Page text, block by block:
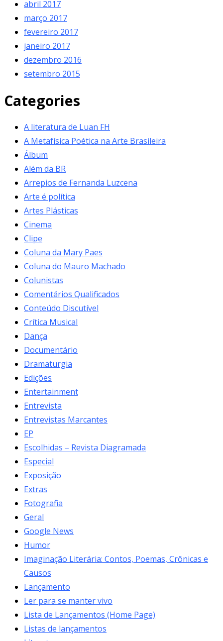
abril 2017
março 2017
fevereiro 2017
janeiro 2017
dezembro 2016
setembro 2015
Categories
A literatura de Luan FH
A Metafísica Poética na Arte Brasileira
Álbum
Além da BR
Arrepios de Fernanda Luzcena
Arte é política
Artes Plásticas
Cinema
Clipe
Coluna da Mary Paes
Coluna do Mauro Machado
Colunistas
Comentários Qualificados
Conteúdo Discutível
Crítica Musical
Dança
Documentário
Dramaturgia
Edições
Entertainment
Entrevista
Entrevistas Marcantes
EP
Escolhidas – Revista Diagramada
Especial
Exposição
Extras
Fotografia
Geral
Google News
Humor
Imaginação Literária: Contos, Poemas, Crônicas e
Causos
Lançamento
Ler para se manter vivo
Lista de Lançamentos (Home Page)
Listas de lançamentos